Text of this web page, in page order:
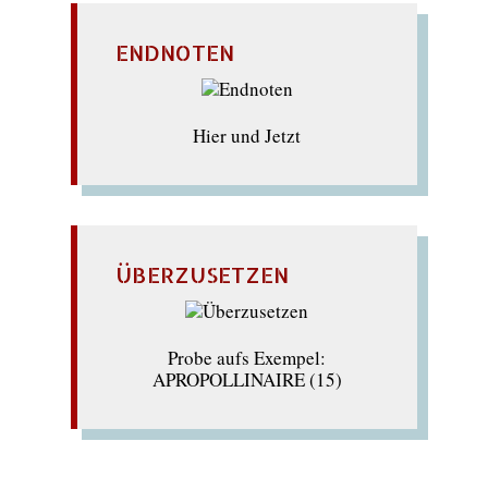
ENDNOTEN
Hier und Jetzt
ÜBERZUSETZEN
Probe aufs Exempel:
APROPOLLINAIRE (15)